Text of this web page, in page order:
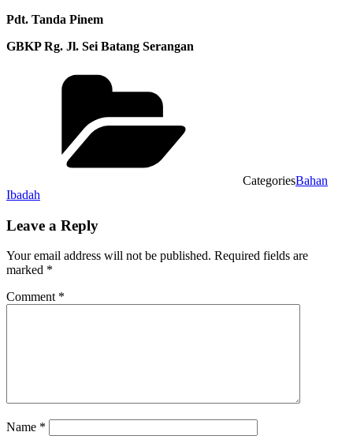
Pdt. Tanda Pinem
GBKP Rg. Jl. Sei Batang Serangan
CategoriesBahan
Ibadah
Leave a Reply
Your email address will not be published. Required fields are
marked *
Comment *
Name *